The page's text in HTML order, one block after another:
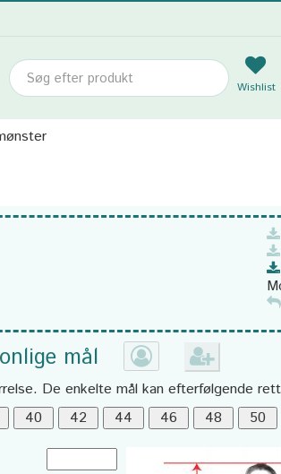
Wishlist
mål
De enkelte mål kan efterfølgende